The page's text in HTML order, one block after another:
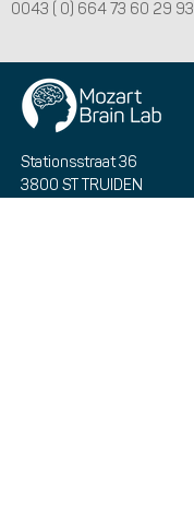
0043 ( 0) 664 73 60 29 93
Stationsstraat 36
3800 ST TRUIDEN